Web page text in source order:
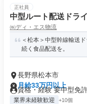
正社員
中型ルート配送ドラ
㈱ディ・エス物流
＜松本＞中型幹線輸送
続く食品配送を。
長野県松本市
月給33万円以上
資格・経験 要中型免
業界未経験歓迎 +10個